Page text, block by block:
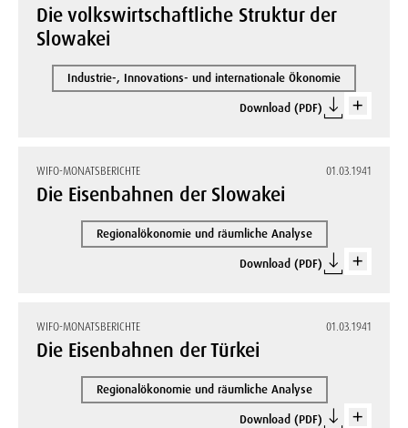
Die volkswirtschaftliche Struktur der
Slowakei
Industrie-, Innovations- und internationale Ökonomie
Download (PDF)
WIFO-MONATSBERICHTE 01.03.1941
Die Eisenbahnen der Slowakei
Regionalökonomie und räumliche Analyse
Download (PDF)
WIFO-MONATSBERICHTE 01.03.1941
Die Eisenbahnen der Türkei
Regionalökonomie und räumliche Analyse
Download (PDF)